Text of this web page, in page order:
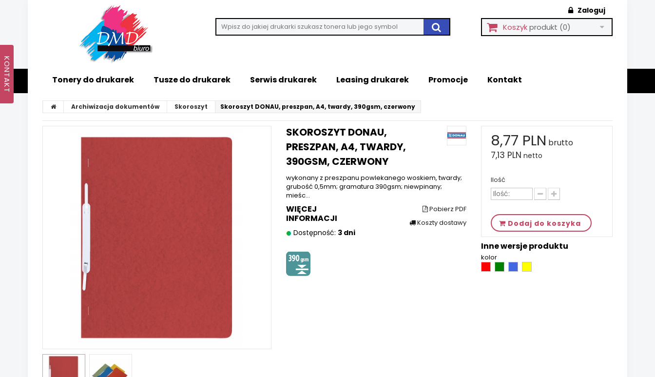
Zaloguj
Koszykprodukt (0)
Tonery do drukarek Tusze do drukarek Serwis drukarek Leasing drukarek Promocje Kontakt
Archiwizacja dokumentów Skoroszyt Skoroszyt DONAU, preszpan, A4, twardy, 390gsm, czerwony
SKOROSZYT DONAU,
PRESZPAN, A4, TWARDY,
390GSM, CZERWONY
wykonany z preszpanu powlekanego woskiem, twardy;
grubość 0,5mm; gramatura 390gsm; niewpinany;
mieśc...
WIĘCEJ
INFORMACJI
Dostępność: 3 dni
Pobierz PDF
Koszty dostawy
8,77 PLN brutto
7,13 PLN netto
Ilość
Dodaj do koszyka
Inne wersje produktu
kolor